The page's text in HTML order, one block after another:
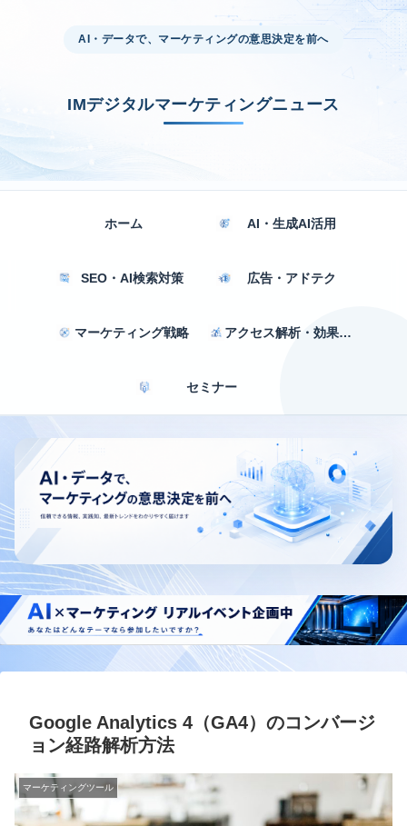
AI・データで、マーケティングの意思決定を前へ
IMデジタルマーケティングニュース
ホーム AI・生成AI活用
SEO・AI検索対策 広告・アドテク
マーケティング戦略 アクセス解析・効果測定
セミナー
Google Analytics 4（GA4）のコンバージ
ョン経路解析方法
マーケティングツール